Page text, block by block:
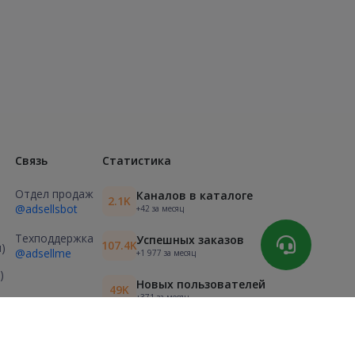
Связь
Отдел продаж
@adsellsbot
Техподдержка
@adsellme
Статистика
2.1K Каналов в каталоге
+42 за месяц
107.4KУспешных заказов
+1 977 за месяц
49K Новых пользователей
+371 за месяц